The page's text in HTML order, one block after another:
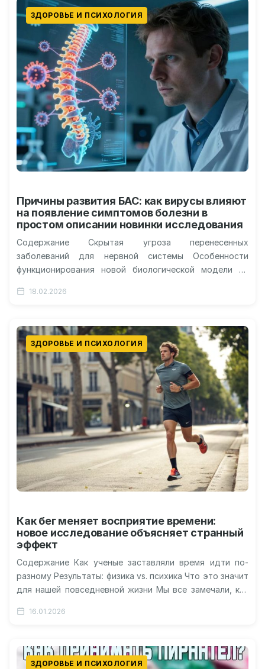
ЗДОРОВЬЕ И ПСИХОЛОГИЯ
Причины развития БАС: как вирусы влияют
на появление симптомов болезни в
простом описании новинки исследования
Содержание Скрытая угроза перенесенных
заболеваний для нервной системы Особенности
функционирования новой биологической модели на
двигательных путей Перспективы разработки новых
18.02.2026
ЗДОРОВЬЕ И ПСИХОЛОГИЯ
Как бег меняет восприятие времени:
новое исследование объясняет странный
эффект
Содержание Как ученые заставляли время идти по-
разному Результаты: физика vs. психика Что это значит
для нашей повседневной жизни Мы все замечали, как
16.01.2026
ЗДОРОВЬЕ И ПСИХОЛОГИЯ